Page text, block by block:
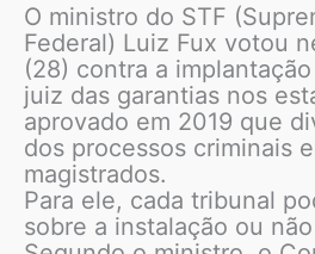
O ministro do STF
Federal) Luiz Fux votou
(28) contra a
juiz das garantias nos
aprovado em 2019 que
dos processos criminais
magistrados.
Para ele, cada tribunal
sobre a instalação ou